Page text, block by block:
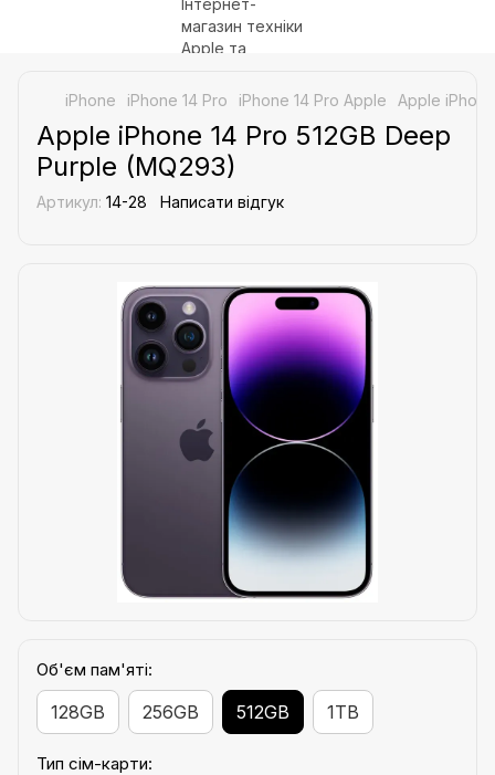
iPhone iPhone 14 Pro iPhone 14 Pro Apple Apple
Apple iPhone 14 Pro 512GB Deep
Purple (MQ293)
Артикул: 14-28 Написати відгук
Об'єм пам'яті:
128GB 256GB 512GB 1TB
Тип сім-карти: